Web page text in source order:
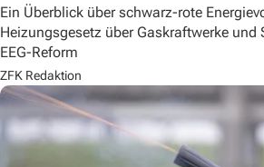
Ein Überblick über schwarz-rote
Heizungsgesetz über Gaskraftwerke und
EEG-Reform
ZFK Redaktion